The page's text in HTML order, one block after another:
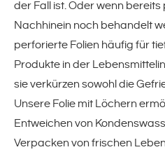
Schrumpffolien & -
Schrumpffolien
S-Haube
Klebebänder
der Fall ist. Oder wenn
Nachhinein noch behandelt
perforierte Folien häufig für
Produkte in der
sie verkürzen sowohl die
Unsere Folie mit Löchern
Entweichen von
Verpacken von frischen